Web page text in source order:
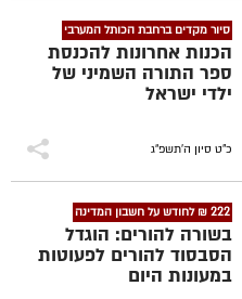
סיור מקדים ברחבת הכותל המערבי
הכנות אחרונות להכנסת
ספר התורה השמיני של
ילדי ישראל
כ"ט סיון ה׳תשפ״ג
222 ₪ לחודש על חשבון המדינה
בשורה להורים: הוגדל
הסבסוד להורים לפעוטות
במעונות היום